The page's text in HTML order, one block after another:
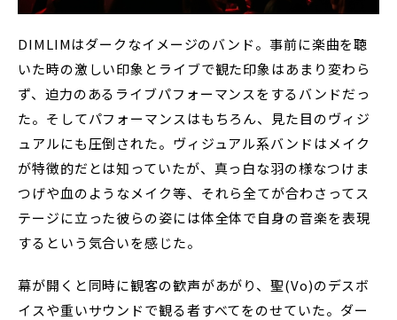
DIMLIMはダークなイメージのバンド。事前に楽曲を聴
いた時の激しい印象とライブで観た印象はあまり変わら
ず、迫力のあるライブパフォーマンスをするバンドだっ
た。そしてパフォーマンスはもちろん、見た目のヴィジ
ュアルにも圧倒された。ヴィジュアル系バンドはメイク
が特徴的だとは知っていたが、真っ白な羽の様なつけま
つげや血のようなメイク等、それら全てが合わさってス
テージに立った彼らの姿には体全体で自身の音楽を表現
するという気合いを感じた。
幕が開くと同時に観客の歓声があがり、聖(Vo)のデスボ
イスや重いサウンドで観る者すべてをのせていた。ダー